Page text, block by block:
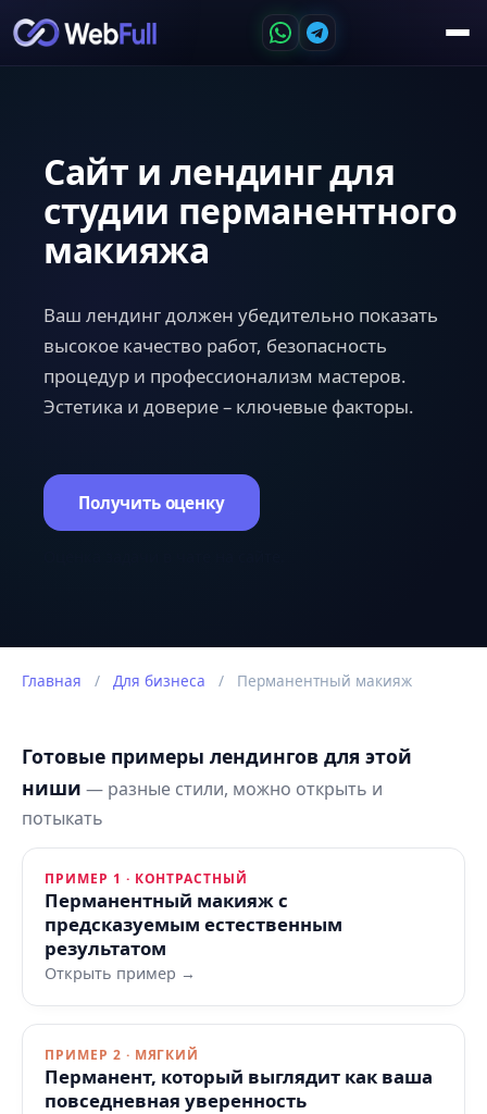
Сайт и лендинг для
студии перманентного
макияжа
Ваш лендинг должен убедительно показать
высокое качество работ, безопасность
процедур и профессионализм мастеров.
Эстетика и доверие – ключевые факторы.
Получить оценку
Главная / Для бизнеса / Перманентный макияж
Готовые примеры лендингов для этой
ниши — разные стили, можно открыть и
потыкать
ПРИМЕР 1 · КОНТРАСТНЫЙ
Перманентный макияж с
предсказуемым естественным
результатом
Открыть пример →
ПРИМЕР 2 · МЯГКИЙ
Перманент, который выглядит как ваша
повседневная уверенность